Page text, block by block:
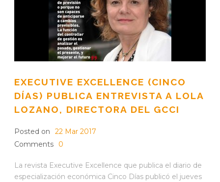
EXECUTIVE EXCELLENCE (CINCO
DÍAS) PUBLICA ENTREVISTA A LOLA
LOZANO, DIRECTORA DEL GCCI
Posted on
22 Mar 2017
Comments
0
La revista Executive Excellence que publica el diario de
especialización económica Cinco Días publicó el jueves